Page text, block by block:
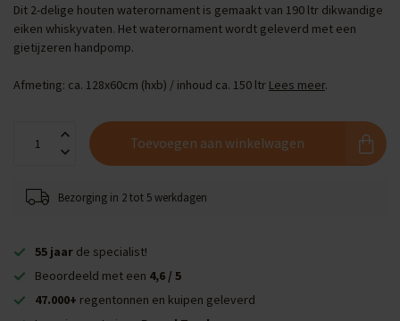
Dit 2-delige houten waterornament is gemaakt van 190 ltr dikwandige
eiken whiskyvaten. Het waterornament wordt geleverd met een
gietijzeren handpomp.
Afmeting: ca. 128x60cm (hxb) / inhoud ca. 150 ltr Lees meer.
Toevoegen aan winkelwagen
Bezorging in 2 tot 5 werkdagen
55 jaar de specialist!
Beoordeeld met een 4,6 / 5
47.000+ regentonnen en kuipen geleverd